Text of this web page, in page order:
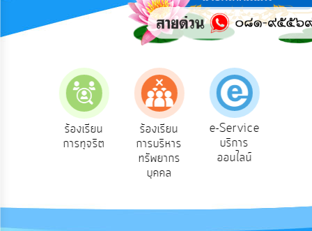
ฟัง
ความ
ยุทธศาสตร์/
ทรัพยากร
ร้องเรียน
การทุจริต
ร้องเรียน
การบริหาร
ทรัพยากร
บุคคล
e-Service
บริการ
ออนไลน์